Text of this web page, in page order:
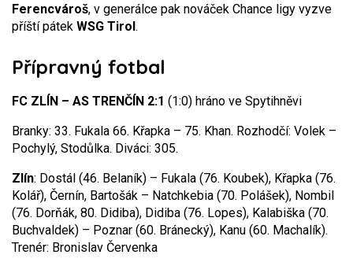
Ferencvároš, v generálce pak nováček Chance ligy vyzve
příští pátek WSG Tirol.
Přípravný fotbal
FC ZLÍN – AS TRENČÍN 2:1 (1:0) hráno ve Spytihněvi
Branky: 33. Fukala 66. Křapka – 75. Khan. Rozhodčí: Volek –
Pochylý, Stodůlka. Diváci: 305.
Zlín: Dostál (46. Belaník) – Fukala (76. Koubek), Křapka (76.
Kolář), Černín, Bartošák – Natchkebia (70. Polášek), Nombil
(76. Dorňák, 80. Didiba), Didiba (76. Lopes), Kalabiška (70.
Buchvaldek) – Poznar (60. Bránecký), Kanu (60. Machalík).
Trenér: Bronislav Červenka